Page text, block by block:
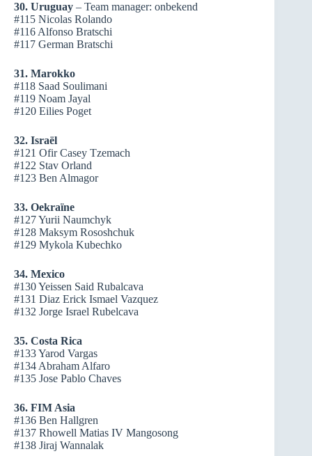
30. Uruguay – Team manager: onbekend
#115 Nicolas Rolando
#116 Alfonso Bratschi
#117 German Bratschi
31. Marokko
#118 Saad Soulimani
#119 Noam Jayal
#120 Eilies Poget
32. Israël
#121 Ofir Casey Tzemach
#122 Stav Orland
#123 Ben Almagor
33. Oekraïne
#127 Yurii Naumchyk
#128 Maksym Rososhchuk
#129 Mykola Kubechko
34. Mexico
#130 Yeissen Said Rubalcava
#131 Diaz Erick Ismael Vazquez
#132 Jorge Israel Rubelcava
35. Costa Rica
#133 Yarod Vargas
#134 Abraham Alfaro
#135 Jose Pablo Chaves
36. FIM Asia
#136 Ben Hallgren
#137 Rhowell Matias IV Mangosong
#138 Jiraj Wannalak